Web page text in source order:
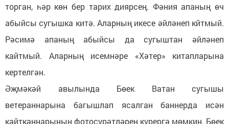
торган, һәр көн бер тарих диярсең. Фәния апаның өч
абыйсы сугышка китә. Аларның икесе әйләнеп кйтмый.
Рәсимә апаның абыйсы да сугыштан әйләнеп
кайтмый. Аларның исемнәре «Хәтер» китапларына
кертелгән.
Әҗмәкәй авылында Бөек Ватан сугышы
ветераннарына багышлап ясалган баннерда исән
кайтканнарының фотосурәтләрен күрергә мөмкин. Бөек